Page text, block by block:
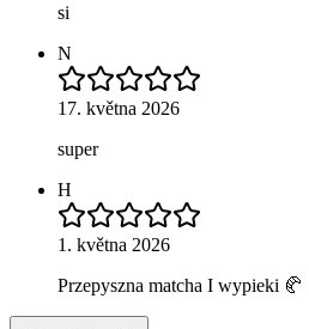
si
N
17. května 2026
super
H
1. května 2026
Przepyszna matcha I wypieki 🥐